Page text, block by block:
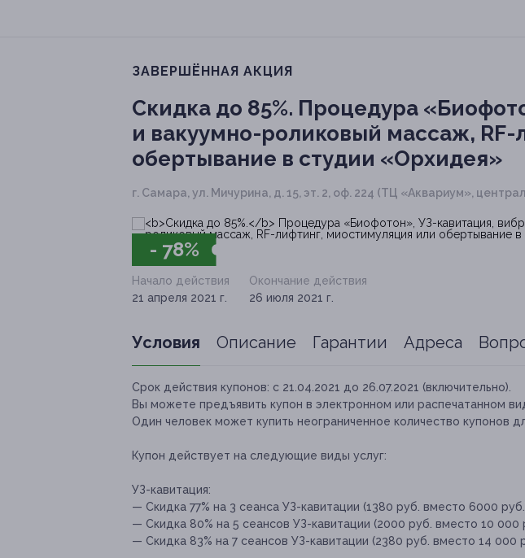
ЗАВЕРШЁННАЯ АКЦИЯ
Скидка до 85%. Процедура
и вакуумно-роликовый массаж,
обертывание в студии «Орхидея»
г. Самара, ул. Мичурина, д. 15, эт. 2, оф. 224 (ТЦ «Аквариум»,
- 78%
Начало действия
21 апреля 2021 г.
Окончание действия
26 июля 2021 г.
Условия Описание Гарантии Адреса
Срок действия купонов: с 21.04.2021 до 26.07.2021 (включительно).
Вы можете предъявить купон в электронном или распечатанном
Один человек может купить неограниченное количество купонов
Купон действует на следующие виды услуг:
УЗ-кавитация:
— Скидка 77% на 3 сеанса УЗ-кавитации (1380 руб. вместо 6000
— Скидка 80% на 5 сеансов УЗ-кавитации (2000 руб. вместо 10 000
— Скидка 83% на 7 сеансов УЗ-кавитации (2380 руб. вместо 14 000